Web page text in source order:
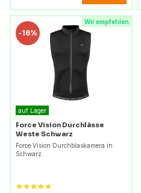
Wir empfehlen
-16%
auf Lager
Force Vision Durchlässe
Weste Schwarz
Force Vision Durchblaskamera in
Schwarz.